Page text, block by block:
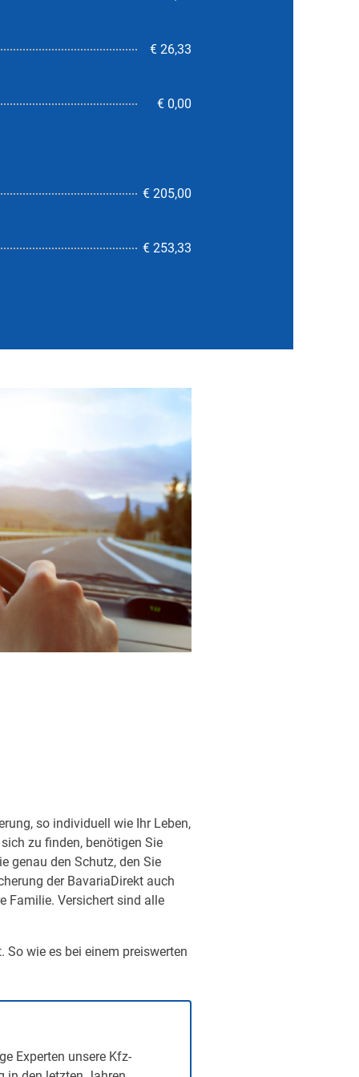
€ 26,33
€ 0,00
€ 205,00
€ 253,33
so individuell wie Ihr Leben,
zu finden, benötigen Sie
genau den Schutz, den Sie
der BavariaDirekt auch
Familie. Versichert sind alle
So wie es bei einem preiswerten
Experten unsere Kfz-